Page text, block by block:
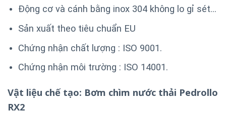
Động cơ và cánh bằng inox 304 không lo gỉ sét…
Sản xuất theo tiêu chuẩn EU
Chứng nhận chất lượng : ISO 9001.
Chứng nhận môi trường : ISO 14001.
Vật liệu chế tạo: Bơm chìm nước thải Pedrollo
RX2